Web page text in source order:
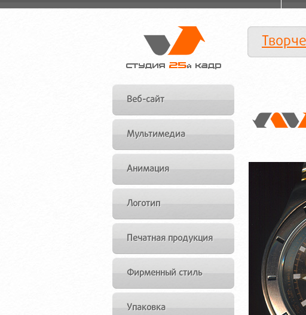
Веб-сайт
Мультимедиа
Анимация
Логотип
Печатная продукция
Фирменный стиль
Упаковка